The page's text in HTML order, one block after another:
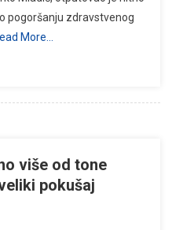
pogoršanju zdravstvenog
More…
više od tone
pokušaj